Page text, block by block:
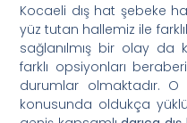
Kocaeli dış hat şebeke
yüz tutan hallemiz ile
sağlanılmış bir olay da
farklı opsiyonları
durumlar olmaktadır.
konusunda oldukça